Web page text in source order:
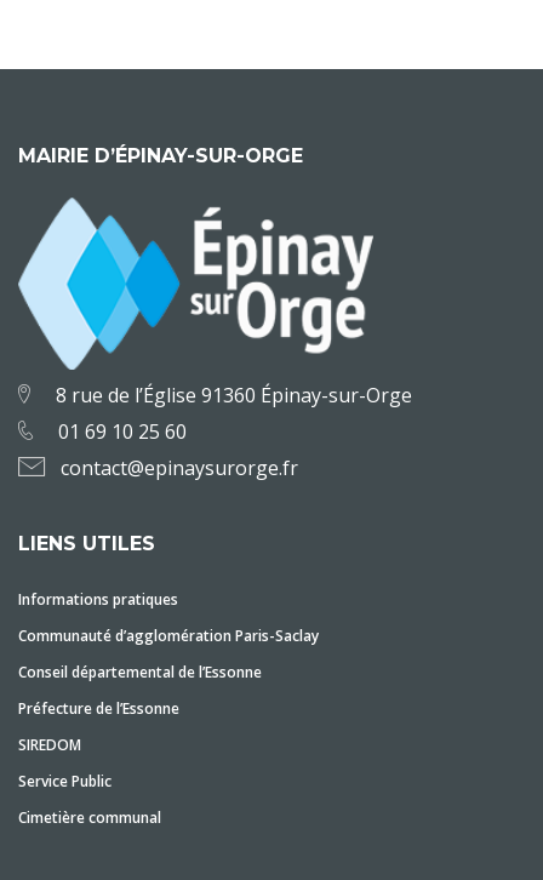
MAIRIE D’ÉPINAY-SUR-ORGE
8 rue de l’Église 91360 Épinay-sur-Orge
01 69 10 25 60
contact@epinaysurorge.fr
LIENS UTILES
Informations pratiques
Communauté d’agglomération Paris-Saclay
Conseil départemental de l’Essonne
Préfecture de l’Essonne
SIREDOM
Service Public
Cimetière communal